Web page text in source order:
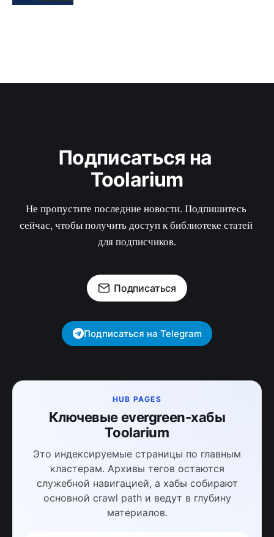
Подписаться на
Toolarium
Не пропустите последние новости. Подпишитесь
сейчас, чтобы получить доступ к библиотеке статей
для подписчиков.
Подписаться
Подписаться на Telegram
HUB PAGES
Ключевые evergreen-хабы
Toolarium
Это индексируемые страницы по главным
кластерам. Архивы тегов остаются
служебной навигацией, а хабы собирают
основной crawl path и ведут в глубину
материалов.